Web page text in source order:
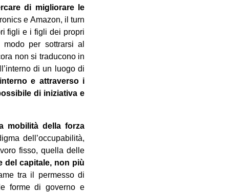
di migliorare le
e Amazon, il turn
figli e i figli dei propri
per sottrarsi al
non si traducono in
di un luogo di
e attraverso i
di iniziativa e
mobilità della forza
dell’occupabilità,
fisso, quella delle
del capitale, non più
tra il permesso di
forme di governo e